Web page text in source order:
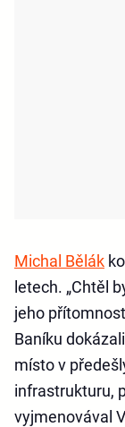
Michal Bělák
letech. „Chtěl
jeho
Baníku
místo v
infrastrukturu,
vyjmenovával